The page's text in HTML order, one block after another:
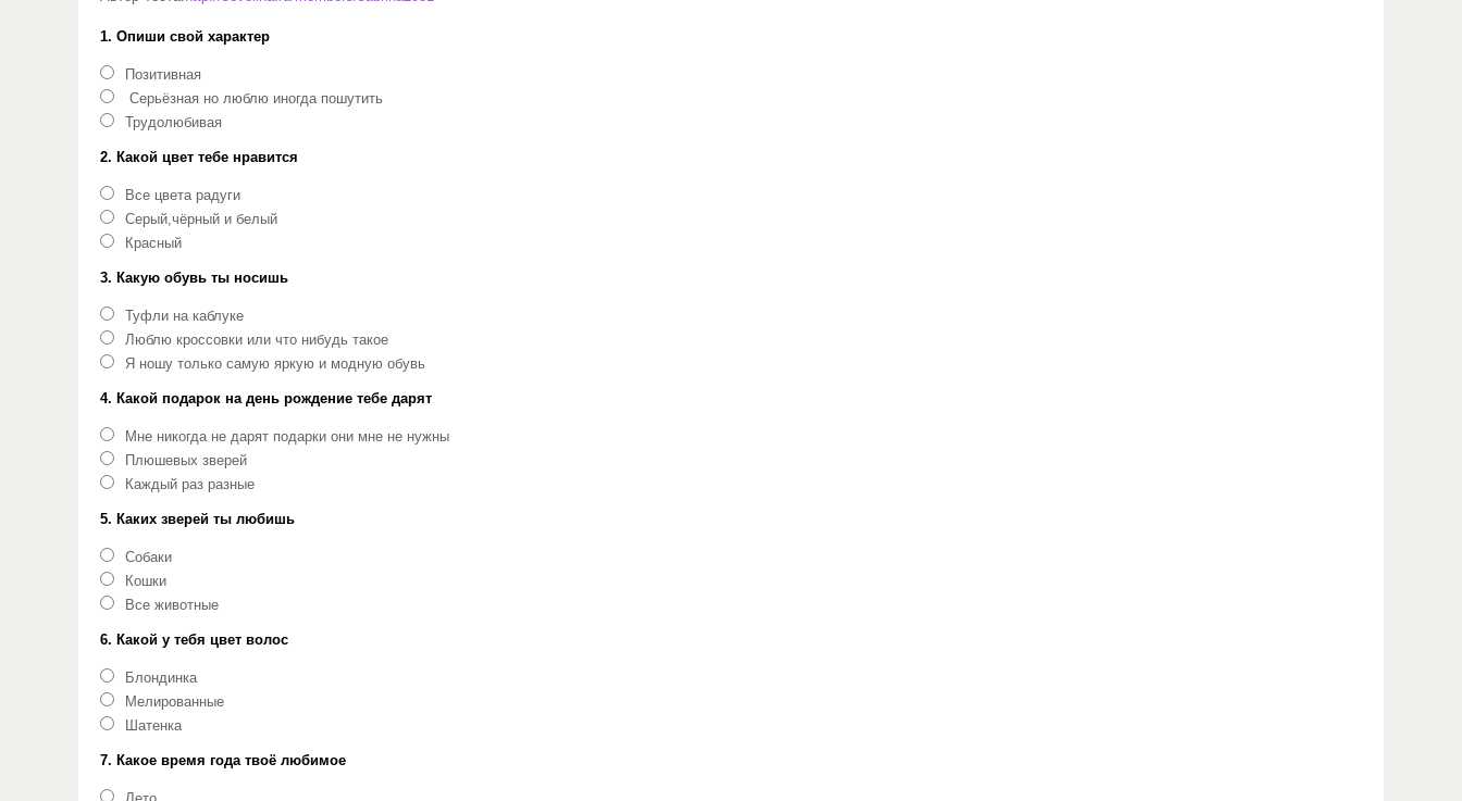
1. Опиши свой характер
Позитивная
Серьёзная но люблю иногда пошутить
Трудолюбивая
2. Какой цвет тебе нравится
Все цвета радуги
Серый,чёрный и белый
Красный
3. Какую обувь ты носишь
Туфли на каблуке
Люблю кроссовки или что нибудь такое
Я ношу только самую яркую и модную обувь
4. Какой подарок на день рождение тебе дарят
Мне никогда не дарят подарки они мне не нужны
Плюшевых зверей
Каждый раз разные
5. Каких зверей ты любишь
Собаки
Кошки
Все животные
6. Какой у тебя цвет волос
Блондинка
Мелированные
Шатенка
7. Какое время года твоё любимое